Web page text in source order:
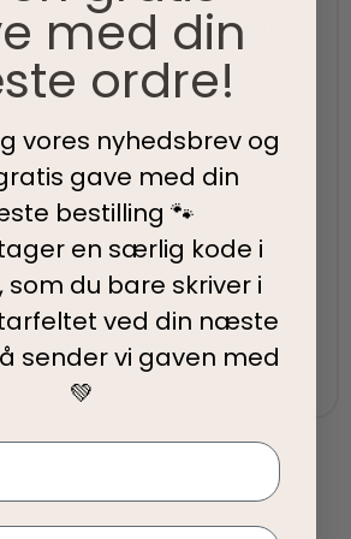
pakkes og afsendes samme dag
som du bestiller.
kundeservice
på både Facebook, Google og
- Vi er her for at hjælpe dig
Fair priser
priser, så I kan nyde vores
uden at springe budgettet.
med din
ordre!
vores nyhedsbrev og
gave med din
bestilling 🐾
en særlig kode i
som du bare skriver i
ved din næste
sender vi gaven med
💚